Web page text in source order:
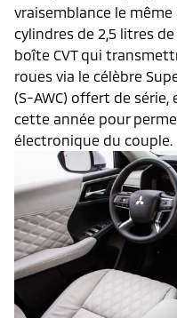
vraisemblance le
cylindres de 2,5 litres de
boîte CVT qui
roues via le célèbre
(S-AWC) offert de
cette année pour
électronique du couple.